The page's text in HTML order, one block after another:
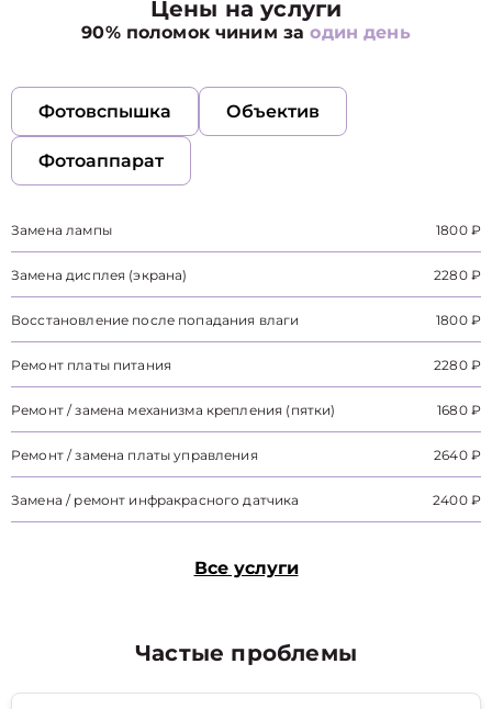
Цены на услуги
90% поломок чиним заодин день
Фотовспышка Объектив
Фотоаппарат
Замена лампы 1800 ₽
Замена дисплея (экрана) 2280 ₽
Восстановление после попадания влаги 1800 ₽
Ремонт платы питания 2280 ₽
Ремонт / замена механизма крепления (пятки) 1680 ₽
Ремонт / замена платы управления 2640 ₽
Замена / ремонт инфракрасного датчика 2400 ₽
Все услуги
Частые проблемы